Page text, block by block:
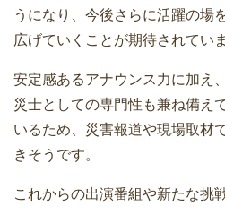
うになり、今後さらに活躍の場
広げていくことが期待されていま
安定感あるアナウンス力に加え
災士としての専門性も兼ね備え
いるため、災害報道や現場取材
きそうです。
これからの出演番組や新たな挑